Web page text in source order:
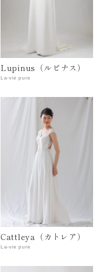
Lupinus（ルピナス）
La-vie pure
Cattleya（カトレア）
La-vie pure